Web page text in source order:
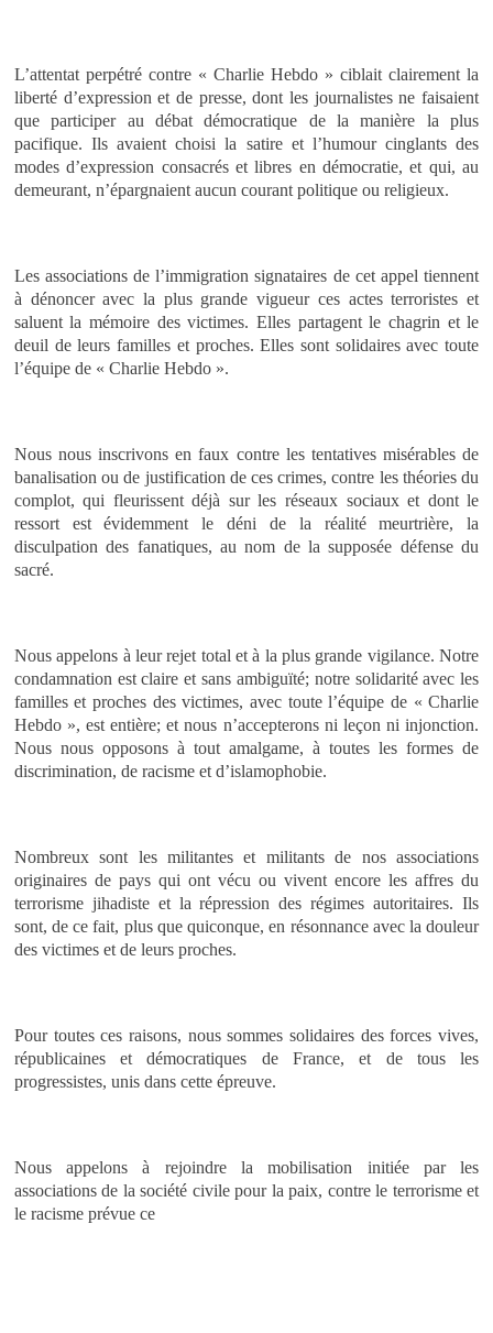
L’attentat perpétré contre « Charlie Hebdo » ciblait clairement la
liberté d’expression et de presse, dont les journalistes ne faisaient
que participer au débat démocratique de la manière la plus
pacifique. Ils avaient choisi la satire et l’humour cinglants des
modes d’expression consacrés et libres en démocratie, et qui, au
demeurant, n’épargnaient aucun courant politique ou religieux.
Les associations de l’immigration signataires de cet appel tiennent
à dénoncer avec la plus grande vigueur ces actes terroristes et
saluent la mémoire des victimes. Elles partagent le chagrin et le
deuil de leurs familles et proches. Elles sont solidaires avec toute
l’équipe de « Charlie Hebdo ».
Nous nous inscrivons en faux contre les tentatives misérables de
banalisation ou de justification de ces crimes, contre les théories du
complot, qui fleurissent déjà sur les réseaux sociaux et dont le
ressort est évidemment le déni de la réalité meurtrière, la
disculpation des fanatiques, au nom de la supposée défense du
sacré.
Nous appelons à leur rejet total et à la plus grande vigilance. Notre
condamnation est claire et sans ambiguïté; notre solidarité avec les
familles et proches des victimes, avec toute l’équipe de « Charlie
Hebdo », est entière; et nous n’accepterons ni leçon ni injonction.
Nous nous opposons à tout amalgame, à toutes les formes de
discrimination, de racisme et d’islamophobie.
Nombreux sont les militantes et militants de nos associations
originaires de pays qui ont vécu ou vivent encore les affres du
terrorisme jihadiste et la répression des régimes autoritaires. Ils
sont, de ce fait, plus que quiconque, en résonnance avec la douleur
des victimes et de leurs proches.
Pour toutes ces raisons, nous sommes solidaires des forces vives,
républicaines et démocratiques de France, et de tous les
progressistes, unis dans cette épreuve.
Nous appelons à rejoindre la mobilisation initiée par les
associations de la société civile pour la paix, contre le terrorisme et
le racisme prévue ce